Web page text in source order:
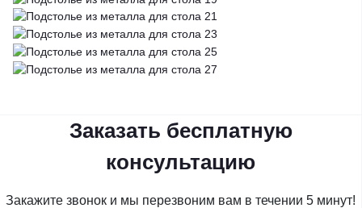
Заказать бесплатную
консультацию
Закажите звонок и мы перезвоним вам в течении 5 минут!